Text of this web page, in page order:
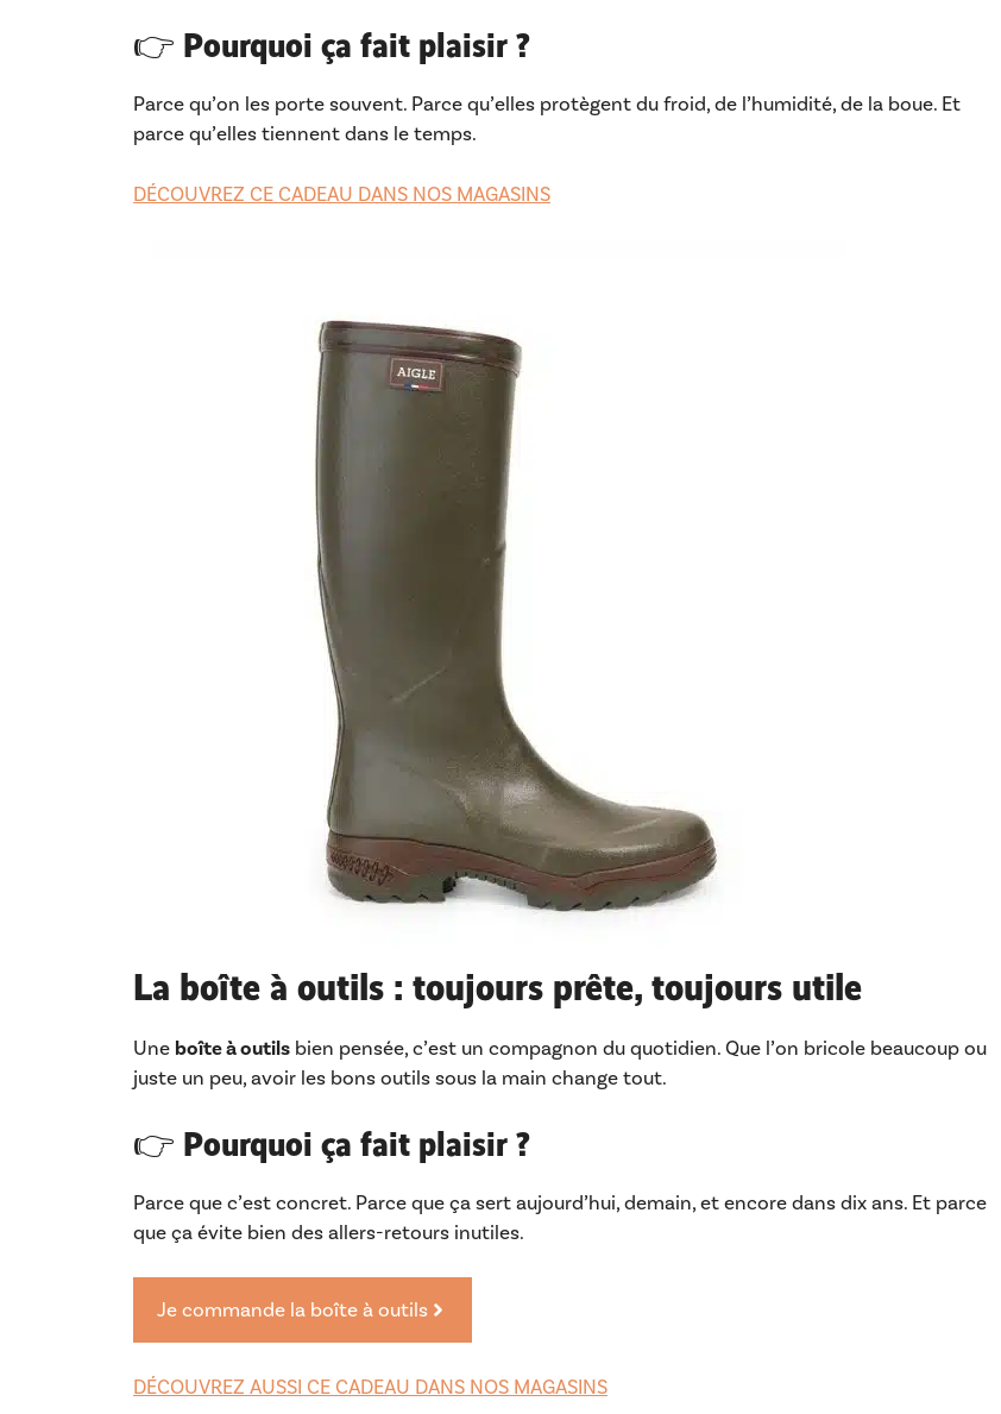
👉 Pourquoi ça fait plaisir ?
Parce qu’on les porte souvent. Parce qu’elles protègent du froid, de l’humidité, de la boue. Et
parce qu’elles tiennent dans le temps.
DÉCOUVREZ CE CADEAU DANS NOS MAGASINS
La boîte à outils : toujours prête, toujours utile
Une boîte à outils bien pensée, c’est un compagnon du quotidien. Que l’on bricole beaucoup ou
juste un peu, avoir les bons outils sous la main change tout.
👉 Pourquoi ça fait plaisir ?
Parce que c’est concret. Parce que ça sert aujourd’hui, demain, et encore dans dix ans. Et parce
que ça évite bien des allers-retours inutiles.
Je commande la boîte à outils
DÉCOUVREZ AUSSI CE CADEAU DANS NOS MAGASINS